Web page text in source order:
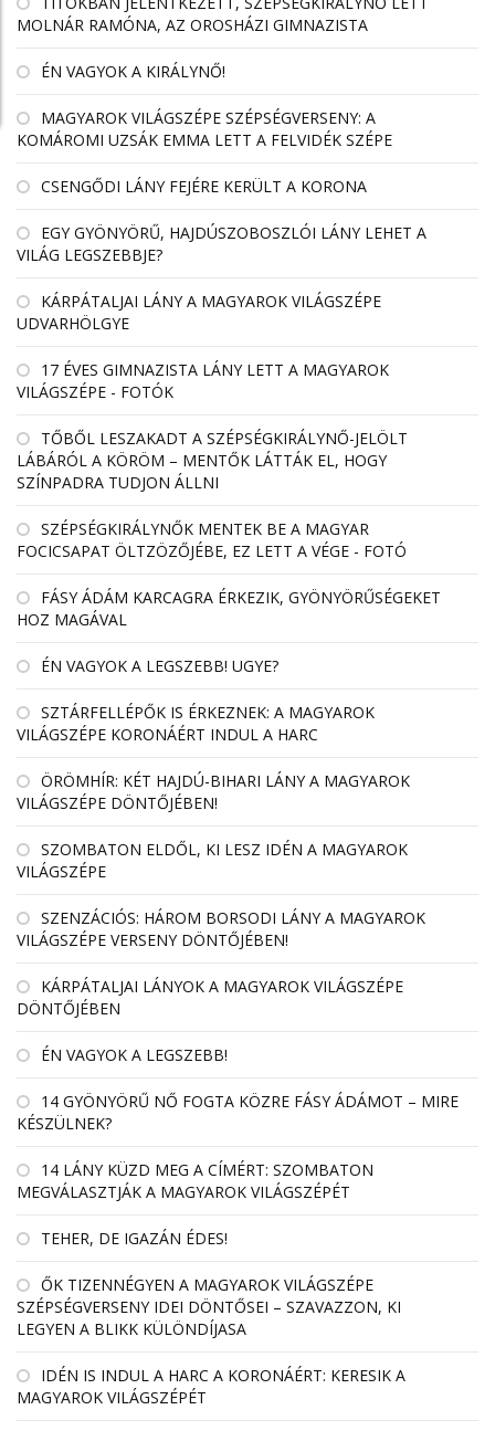
MOLNÁR RAMÓNA, AZ OROSHÁZI GIMNAZISTA
ÉN VAGYOK A KIRÁLYNŐ!
MAGYAROK VILÁGSZÉPE SZÉPSÉGVERSENY: A
KOMÁROMI UZSÁK EMMA LETT A FELVIDÉK SZÉPE
CSENGŐDI LÁNY FEJÉRE KERÜLT A KORONA
EGY GYÖNYÖRŰ, HAJDÚSZOBOSZLÓI LÁNY LEHET A
VILÁG LEGSZEBBJE?
KÁRPÁTALJAI LÁNY A MAGYAROK VILÁGSZÉPE
UDVARHÖLGYE
17 ÉVES GIMNAZISTA LÁNY LETT A MAGYAROK
VILÁGSZÉPE - FOTÓK
TŐBŐL LESZAKADT A SZÉPSÉGKIRÁLYNŐ-JELÖLT
LÁBÁRÓL A KÖRÖM – MENTŐK LÁTTÁK EL, HOGY
SZÍNPADRA TUDJON ÁLLNI
SZÉPSÉGKIRÁLYNŐK MENTEK BE A MAGYAR
FOCICSAPAT ÖLTZÖZŐJÉBE, EZ LETT A VÉGE - FOTÓ
FÁSY ÁDÁM KARCAGRA ÉRKEZIK, GYÖNYÖRŰSÉGEKET
HOZ MAGÁVAL
ÉN VAGYOK A LEGSZEBB! UGYE?
SZTÁRFELLÉPŐK IS ÉRKEZNEK: A MAGYAROK
VILÁGSZÉPE KORONÁÉRT INDUL A HARC
ÖRÖMHÍR: KÉT HAJDÚ-BIHARI LÁNY A MAGYAROK
VILÁGSZÉPE DÖNTŐJÉBEN!
SZOMBATON ELDŐL, KI LESZ IDÉN A MAGYAROK
VILÁGSZÉPE
SZENZÁCIÓS: HÁROM BORSODI LÁNY A MAGYAROK
VILÁGSZÉPE VERSENY DÖNTŐJÉBEN!
KÁRPÁTALJAI LÁNYOK A MAGYAROK VILÁGSZÉPE
DÖNTŐJÉBEN
ÉN VAGYOK A LEGSZEBB!
14 GYÖNYÖRŰ NŐ FOGTA KÖZRE FÁSY ÁDÁMOT – MIRE
KÉSZÜLNEK?
14 LÁNY KÜZD MEG A CÍMÉRT: SZOMBATON
MEGVÁLASZTJÁK A MAGYAROK VILÁGSZÉPÉT
TEHER, DE IGAZÁN ÉDES!
ŐK TIZENNÉGYEN A MAGYAROK VILÁGSZÉPE
SZÉPSÉGVERSENY IDEI DÖNTŐSEI – SZAVAZZON, KI
LEGYEN A BLIKK KÜLÖNDÍJASA
IDÉN IS INDUL A HARC A KORONÁÉRT: KERESIK A
MAGYAROK VILÁGSZÉPÉT